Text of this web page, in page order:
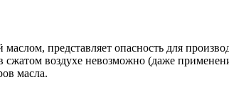
представляет опасность для
воздухе невозможно (даже
масла.